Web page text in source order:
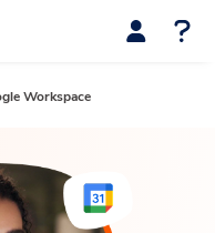
Workspace